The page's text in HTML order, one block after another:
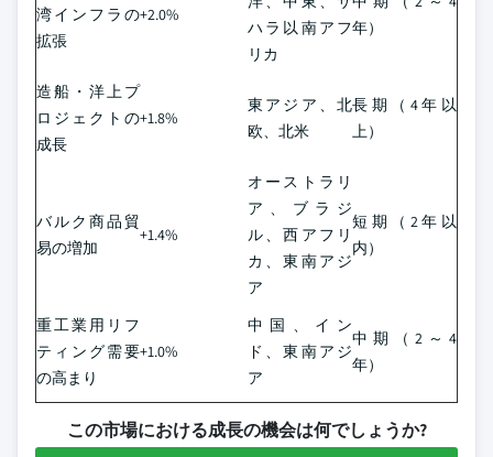
湾インフラの
拡張
+2.0%
ハラ以南アフ
リカ
年）
造船・洋上プ
ロジェクトの
成長
+1.8%
東アジア、北
欧、北米
長期（4年以
上）
バルク商品貿
易の増加
+1.4%
オーストラリ
ア、ブラジ
ル、西アフリ
カ、東南アジ
ア
短期（2年以
内）
重工業用リフ
ティング需要
の高まり
+1.0%
中国、イン
ド、東南アジ
ア
中期（2～4
年）
この市場における成長の機会は何でしょうか?